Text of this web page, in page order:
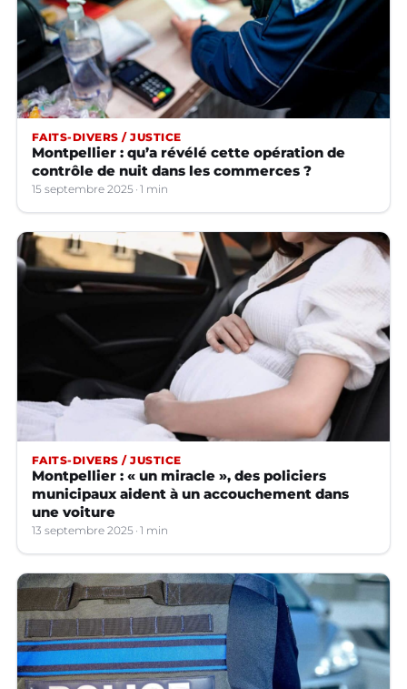
FAITS-DIVERS / JUSTICE
Montpellier : qu’a révélé cette opération de
contrôle de nuit dans les commerces ?
15 septembre 2025 1 min
FAITS-DIVERS / JUSTICE
Montpellier : « un miracle », des policiers
municipaux aident à un accouchement dans
une voiture
13 septembre 2025 1 min